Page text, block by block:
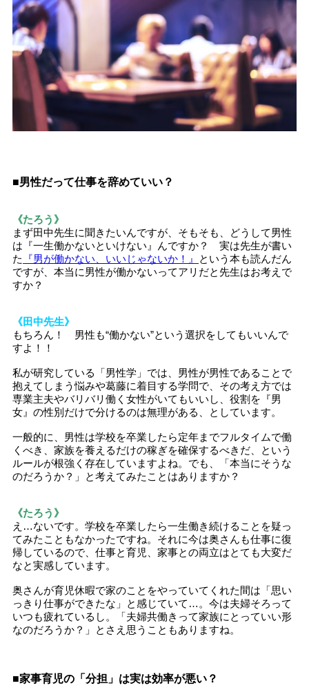
■男性だって仕事を辞めていい？
《たろう》
まず田中先生に聞きたいんですが、そもそも、どうして男性
は『一生働かないといけない』んですか？ 実は先生が書い
た
『男が働かない、いいじゃないか！』
という本も読んだん
ですが、本当に男性が働かないってアリだと先生はお考えで
すか？
《田中先生》
もちろん！ 男性も“働かない”という選択をしてもいいんで
すよ！！
私が研究している「男性学」では、男性が男性であることで
抱えてしまう悩みや葛藤に着目する学問で、その考え方では
専業主夫やバリバリ働く女性がいてもいいし、役割を『男
女』の性別だけで分けるのは無理がある、としています。
一般的に、男性は学校を卒業したら定年までフルタイムで働
くべき、家族を養えるだけの稼ぎを確保するべきだ、という
ルールが根強く存在していますよね。でも、「本当にそうな
のだろうか？」と考えてみたことはありますか？
《たろう》
え…ないです。学校を卒業したら一生働き続けることを疑っ
てみたこともなかったですね。それに今は奥さんも仕事に復
帰しているので、仕事と育児、家事との両立はとても大変だ
なと実感しています。
奥さんが育児休暇で家のことをやっていてくれた間は「思い
っきり仕事ができたな」と感じていて…。今は夫婦そろって
いつも疲れているし。「夫婦共働きって家族にとっていい形
なのだろうか？」とさえ思うこともありますね。
■家事育児の「分担」は実は効率が悪い？